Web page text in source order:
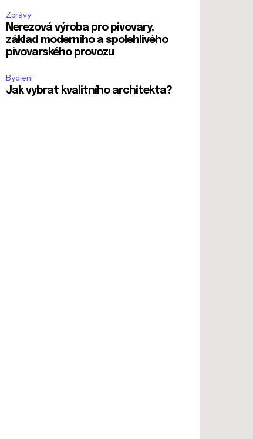
Zprávy
Nerezová výroba pro pivovary,
základ moderního a spolehlivého
pivovarského provozu
Bydlení
Jak vybrat kvalitního architekta?